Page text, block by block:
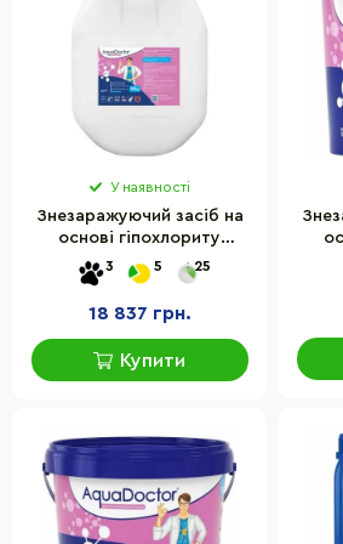
У наявності
Знезаражуючий засіб на
основі гіпохлориту
кальцію CH-65 AquaDoctor
29429AD 45 кг
3 5 25
18 837 грн.
Купити